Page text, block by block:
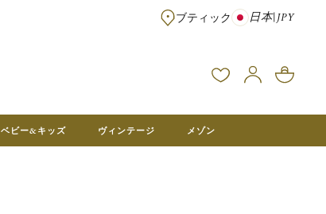
※¥100,000以上のご注文は送料無料 ※フランス本社在庫より直送。メゾ
ブティック 日本|JPY
ベビー&キッズ ヴィンテージ メゾン